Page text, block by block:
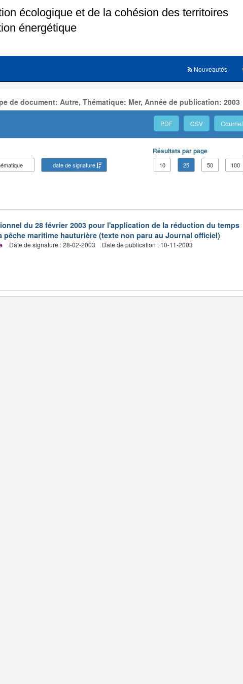
Nouveautés
de document: Autre, Thématique: Mer, Année de publication: 2003
PDF CSV Courriel
date de signature
Résultats par page
10 25 50 100
du 28 février 2003 pour l'application de la réduction du temps
pêche maritime hauturière (texte non paru au Journal officiel)
Date de signature : 28-02-2003 Date de publication : 10-11-2003